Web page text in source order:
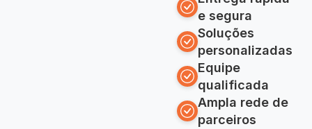
e segura
Soluções
personalizadas
Equipe
qualificada
Ampla rede de
parceiros